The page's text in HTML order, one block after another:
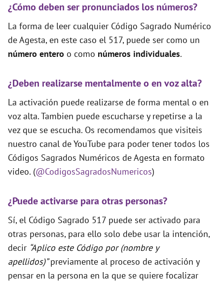
¿Cómo deben ser pronunciados los números?
La forma de leer cualquier Código Sagrado Numérico
de Agesta, en este caso el 517, puede ser como un
número entero o como números individuales.
¿Deben realizarse mentalmente o en voz alta?
La activación puede realizarse de forma mental o en
voz alta. Tambien puede escucharse y repetirse a la
vez que se escucha. Os recomendamos que visiteis
nuestro canal de YouTube para poder tener todos los
Códigos Sagrados Numéricos de Agesta en formato
video. (@CodigosSagradosNumericos)
¿Puede activarse para otras personas?
Sí, el Código Sagrado 517 puede ser activado para
otras personas, para ello solo debe usar la intención,
decir “Aplico este Código por (nombre y
apellidos)”previamente al proceso de activación y
pensar en la persona en la que se quiere focalizar